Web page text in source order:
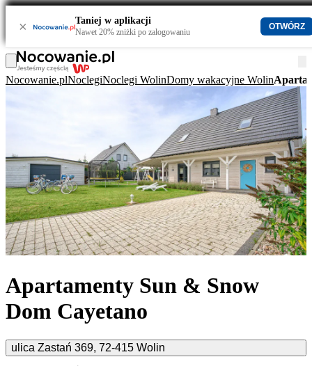
× Taniej w aplikacji
Nawet 20% zniżki po zalogowaniu
OTWÓRZ
Nocowanie.plNoclegiNoclegi WolinDomy wakacyjne Wolin
Apartamenty Sun & Snow
Dom Cayetano
ulica Zastań 369, 72-415 Wolin